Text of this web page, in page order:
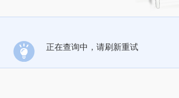
正在查询中，请刷新重试